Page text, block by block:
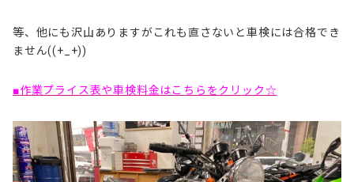
等、他にも沢山ありますがこれも直さないと車検には合格でき
ません((+_+))
■作業プライス表や車検料金はこちらをクリック☆